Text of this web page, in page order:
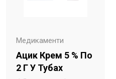
Медикаменти
Ацик Крем 5 % По
2 Г У Тубах